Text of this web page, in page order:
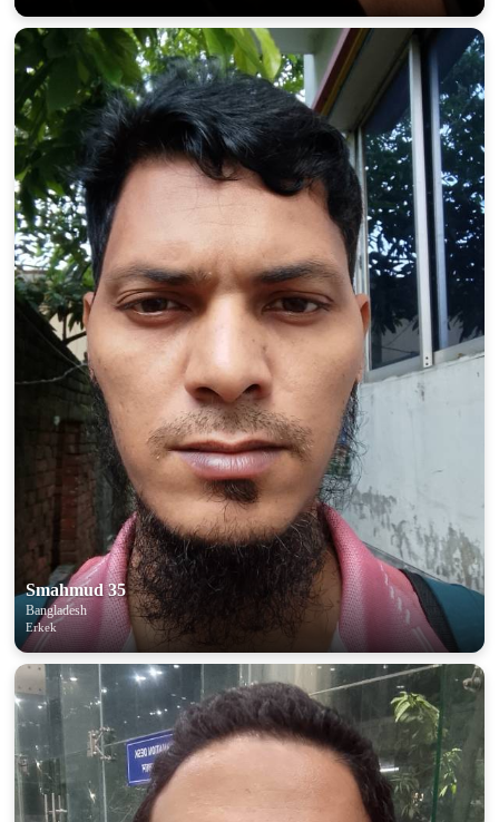
Smahmud 35
Bangladesh
Erkek
upload your own photo
100% FREE
×10 more visibility